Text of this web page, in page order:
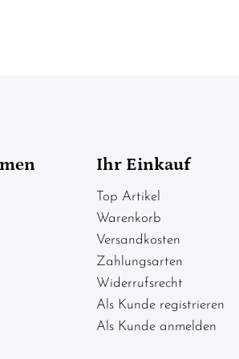
Ihr Einkauf
Top Artikel
Warenkorb
Versandkosten
Zahlungsarten
Widerrufsrecht
Als Kunde registrieren
Als Kunde anmelden